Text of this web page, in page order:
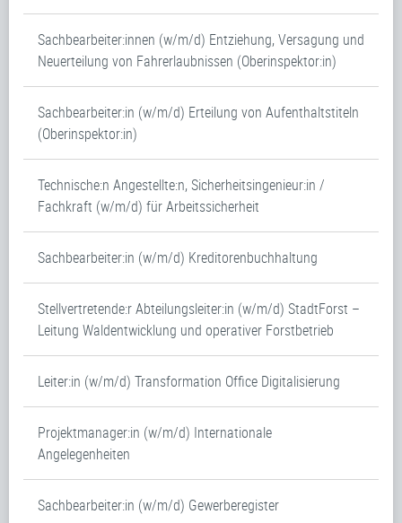
Sachbearbeiter:innen (w/m/d) Entziehung, Versagung und
Neuerteilung von Fahrerlaubnissen (Oberinspektor:in)
Sachbearbeiter:in (w/m/d) Erteilung von Aufenthaltstiteln
(Oberinspektor:in)
Technische:n Angestellte:n, Sicherheitsingenieur:in /
Fachkraft (w/m/d) für Arbeitssicherheit
Sachbearbeiter:in (w/m/d) Kreditorenbuchhaltung
Stellvertretende:r Abteilungsleiter:in (w/m/d) StadtForst –
Leitung Waldentwicklung und operativer Forstbetrieb
Leiter:in (w/m/d) Transformation Office Digitalisierung
Projektmanager:in (w/m/d) Internationale
Angelegenheiten
Sachbearbeiter:in (w/m/d) Gewerberegister